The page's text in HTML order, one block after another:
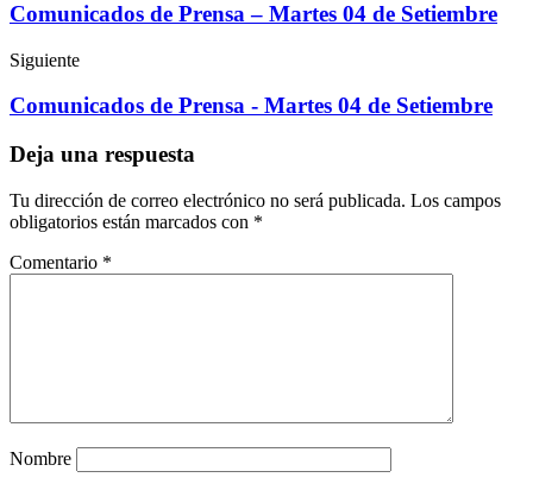
Comunicados de Prensa – Martes 04 de Setiembre
Siguiente
Comunicados de Prensa - Martes 04 de Setiembre
Deja una respuesta
Tu dirección de correo electrónico no será publicada. Los campos
obligatorios están marcados con *
Comentario *
Nombre